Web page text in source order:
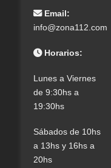
Email:
info@zona112.com
Horarios:
Lunes a Viernes
de 9:30hs a
19:30hs
Sábados de 10hs
a 13hs y 16hs a
20hs